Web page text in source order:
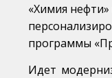
«Химия
программы
Идет